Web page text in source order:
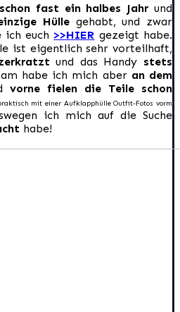
schon fast ein halbes Jahr und
Hülle gehabt, und zwar
ich euch >>HIER gezeigt habe.
ist eigentlich sehr vorteilhaft,
und das Handy stets
habe ich mich aber an dem
vorne fielen die Teile schon
mit einer Aufklapphülle Outfit-Fotos vorm
ich mich auf die Suche
habe!